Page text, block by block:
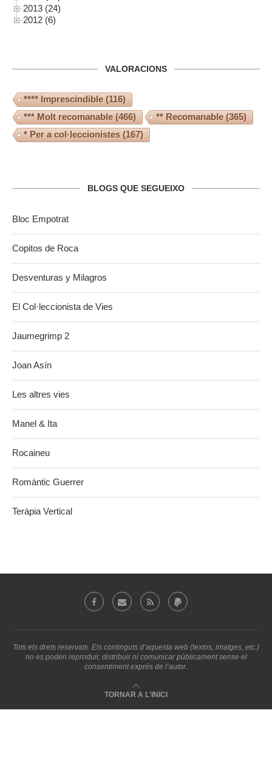
2013 (24)
2012 (6)
VALORACIONS
**** Imprescindible(116)
*** Molt recomanable(466) ** Recomanable(365)
* Per a col·leccionistes (167)
BLOGS QUE SEGUEIXO
Bloc Empotrat
Copitos de Roca
Desventuras y Milagros
El Col·leccionista de Vies
Jaumegrimp 2
Joan Asín
Les altres vies
Manel & Ita
Rocaineu
Romàntic Guerrer
Teràpia Vertical
Tots els drets reservats. Els continguts d’aquesta web (textos, imatges, etc.)
no es poden reproduir, distribuir ni comunicar públicament sense el
consentiment exprés de l’autor.
TORNAR A L'INICI